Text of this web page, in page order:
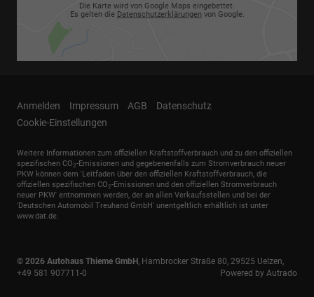
Die Karte wird von Google Maps eingebettet.
Es gelten die Datenschutzerklärungen von Google.
Anmelden Impressum AGB
Datenschutz
Cookie-Einstellungen
Weitere Informationen zum offiziellen Kraftstoffverbrauch und zu den offiziellen
spezifischen CO2-Emissionen und gegebenenfalls zum Stromverbrauch neuer
PKW können dem 'Leitfaden über den offiziellen Kraftstoffverbrauch, die
offiziellen spezifischen CO2-Emissionen und den offiziellen Stromverbrauch
neuer PKW' entnommen werden, der an allen Verkaufsstellen und bei der
'Deutschen Automobil Treuhand GmbH' unentgeltlich erhältlich ist unter
www.dat.de.
© 2026 Autohaus Thieme GmbH Hambrocker Straße 80 29525 Uelzen,
+49 581 907711-0
Powered by Autrado